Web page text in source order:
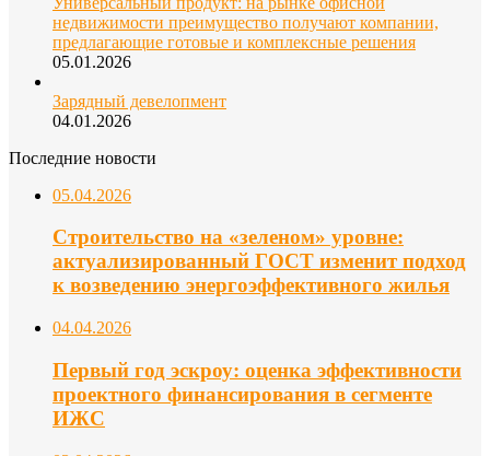
недвижимости преимущество получают компании,
предлагающие готовые и комплексные решения
05.01.2026
Зарядный девелопмент
04.01.2026
Последние новости
05.04.2026
Строительство на «зеленом» уровне:
актуализированный ГОСТ изменит подход
к возведению энергоэффективного жилья
04.04.2026
Первый год эскроу: оценка эффективности
проектного финансирования в сегменте
ИЖС